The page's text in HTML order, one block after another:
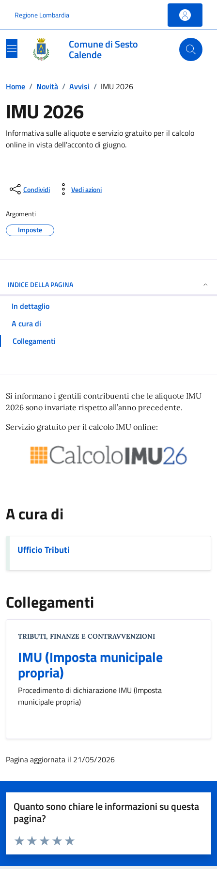
Regione Lombardia
Comune di Sesto
Calende
Home / Novità / Avvisi / IMU 2026
IMU 2026
Informativa sulle aliquote e servizio gratuito per il calcolo
online in vista dell'acconto di giugno.
Condividi Vedi azioni
Argomenti
Imposte
INDICE DELLA PAGINA
In dettaglio
A cura di
Collegamenti
In dettaglio
Si informano i gentili contribuenti che le aliquote IMU
2026 sono invariate rispetto all’anno precedente.
Servizio gratuito per il calcolo IMU online:
A cura di
Ufficio Tributi
Collegamenti
TRIBUTI, FINANZE E CONTRAVVENZIONI
IMU (Imposta municipale
propria)
Procedimento di dichiarazione IMU (Imposta
municipale propria)
Pagina aggiornata il 21/05/2026
Quanto sono chiare le informazioni su questa
pagina?
Valuta da 1 a 5 stelle la pagina
Valuta 5 stelle su 5
Valuta 4 stelle su 5
Valuta 3 stelle su 5
Valuta 2 stelle su 5
Valuta 1 stelle su 5